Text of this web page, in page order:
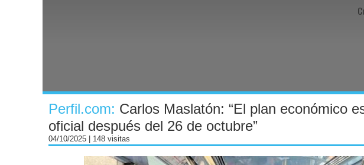
Perfil.com: Carlos Maslatón: “El plan económico
oficial después del 26 de octubre”
04/10/2025 | 148 visitas